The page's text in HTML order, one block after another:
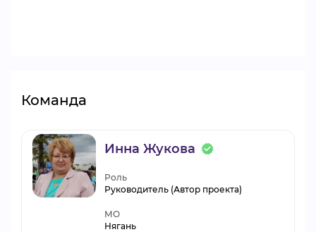
Команда
Инна Жукова
Роль
Руководитель (Автор проекта)
МО
Нягань